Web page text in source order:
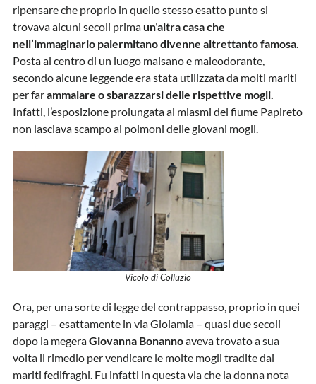
ripensare che proprio in quello stesso esatto punto si
trovava alcuni secoli primaun’altra casa che
nell’immaginario palermitano divenne altrettanto famosa.
Posta al centro di un luogo malsano e maleodorante,
secondo alcune leggende era stata utilizzata da molti mariti
per farammalare o sbarazzarsi delle rispettive mogli.
Infatti, l’esposizione prolungata ai miasmi del fiume Papireto
non lasciava scampo ai polmoni delle giovani mogli.
Vicolo di Colluzio
Ora, per una sorte di legge del contrappasso, proprio in quei
paraggi – esattamente in via Gioiamia – quasi due secoli
dopo la megeraGiovanna Bonannoaveva trovato a sua
volta il rimedio per vendicare le molte mogli tradite dai
mariti fedifraghi. Fu infatti in questa via che la donna nota